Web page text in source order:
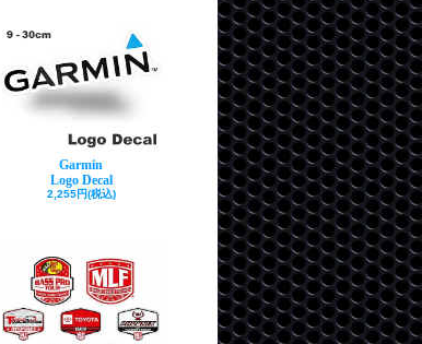
Garmin
Logo Decal
2,255円(税込)